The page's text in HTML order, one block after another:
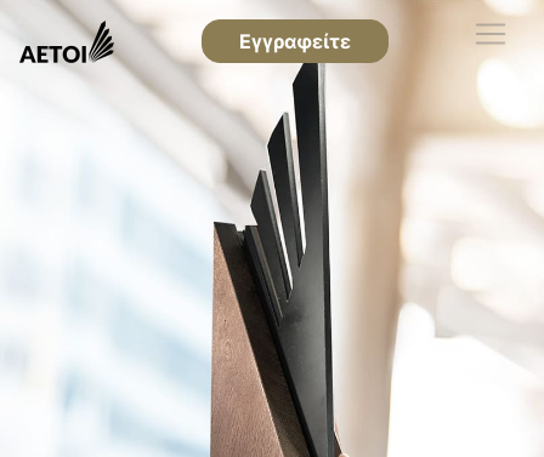
Εγγραφείτε